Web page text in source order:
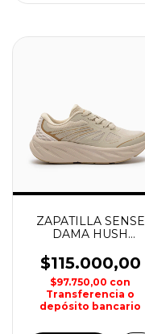
ZAPATILLA SENSE
DAMA HUSH
$115.000,00
$97.750,00 con
Transferencia o
depósito bancario